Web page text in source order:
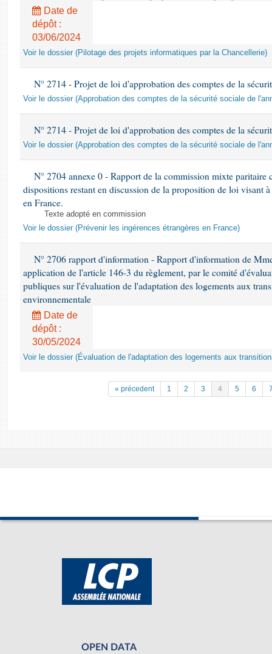
Date de
dépôt :
03/06/2024
Voir le dossier (Pilotage des projets informatiques par la Chancellerie)
N° 2714 - Projet de loi d'approbation des comptes de la
Voir le dossier (Approbation des comptes de la sécurité sociale de
N° 2714 - Projet de loi d'approbation des comptes de la
Voir le dossier (Approbation des comptes de la sécurité sociale de
N° 2704 annexe 0 - Rapport de la commission mixte paritaire
dispositions restant en discussion de la proposition de loi visant
en France.
Texte adopté en commission
Voir le dossier (Prévenir les ingérences étrangères en France)
N° 2706 rapport d'information - Rapport d'information de
application de l'article 146-3 du règlement, par le comité
publiques sur l'évaluation de l'adaptation des logements aux
environnementale
Date de
dépôt :
30/05/2024
Voir le dossier (Évaluation de l'adaptation des logements aux
« précedent 1 2 3 4 5 6
OPEN DATA